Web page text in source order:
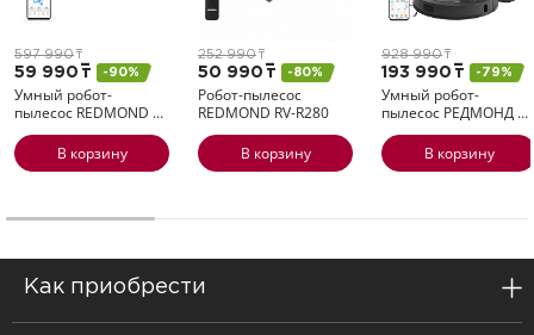
597 990 т
59 990 т -90%
Умный робот-
пылесос REDMOND …
В корзину
252 990 т
50 990 т -80%
Робот-пылесос
REDMOND RV-R280
В корзину
928 990 т
193 990 т -79%
Умный робот-
пылесос РЕДМОНД …
В корзину
Как приобрести